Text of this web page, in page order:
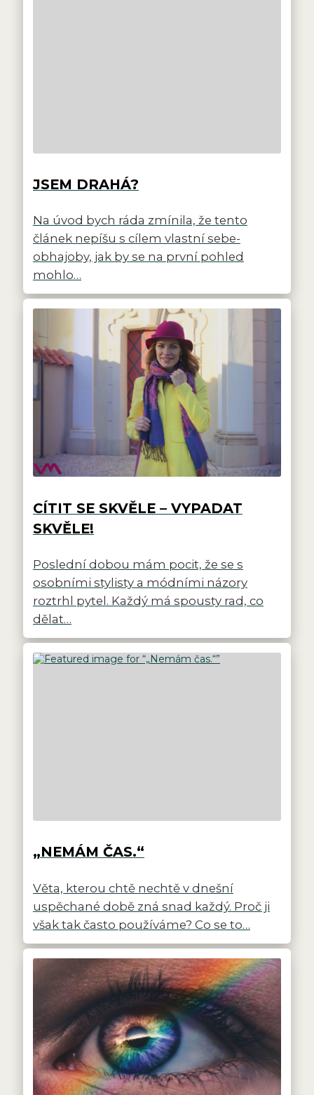
JSEM DRAHÁ?
Na úvod bych ráda zmínila, že tento
článek nepíšu s cílem vlastní sebe-
obhajoby, jak by se na první pohled
mohlo…
CÍTIT SE SKVĚLE – VYPADAT
SKVĚLE!
Poslední dobou mám pocit, že se s
osobními stylisty a módními názory
roztrhl pytel. Každý má spousty rad, co
dělat…
„NEMÁM ČAS.“
Věta, kterou chtě nechtě v dnešní
uspěchané době zná snad každý. Proč ji
však tak často používáme? Co se to…